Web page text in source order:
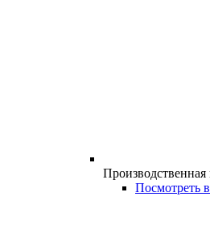
Производственная
Посмотреть